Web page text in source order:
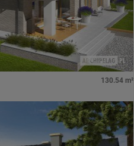
130.54 m²